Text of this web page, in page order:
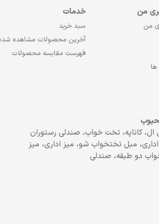
من
من
خدمات
سبد خرید
آخرین محصولات مشاهده
فهرست مقایسه محصولات
ال، کاناپه، تخت خواب، صندلی رستوران
مبل تختخواب شو، میز اداری، میز
دو طبقه، صندلی